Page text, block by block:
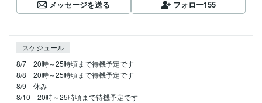
メッセージを送る フォロー155
スケジュール
8/7　20時～25時頃まで待機予定です
8/8　20時～25時頃まで待機予定です
8/9　休み
8/10　20時～25時頃まで待機予定です